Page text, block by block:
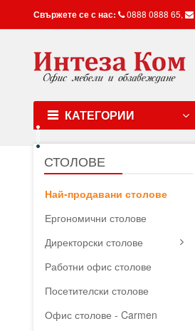
Свържете се с нас: 0888 0888 65,
КАТЕГОРИИ
СТОЛОВЕ
Най-продавани столове
Ергономични столове
Директорски столове
Работни офис столове
Посетителски столове
Офис столове - Carmen